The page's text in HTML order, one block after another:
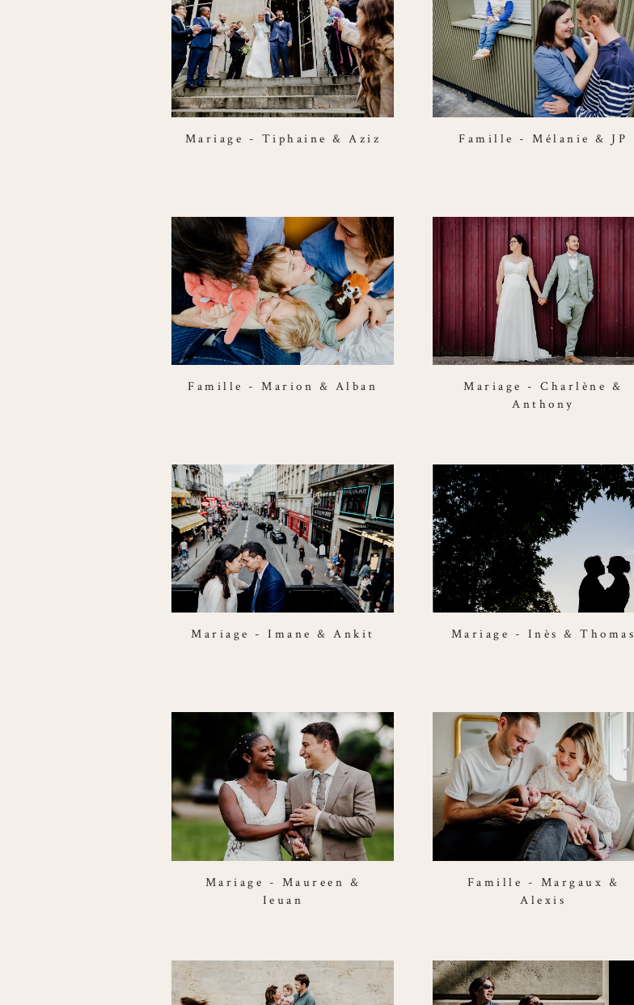
Mariage - Tiphaine & Aziz Famille - Mélanie & JP
Famille - Marion & Alban
Mariage - Charlène &
Anthony
Mariage - Imane & Ankit Mariage - Inès & Thomas
Mariage - Maureen &
Ieuan
Famille - Margaux &
Alexis